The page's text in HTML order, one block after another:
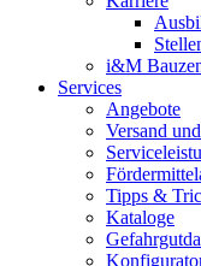
i&M
Services
Angebote
Versand
Tipps &
Kataloge